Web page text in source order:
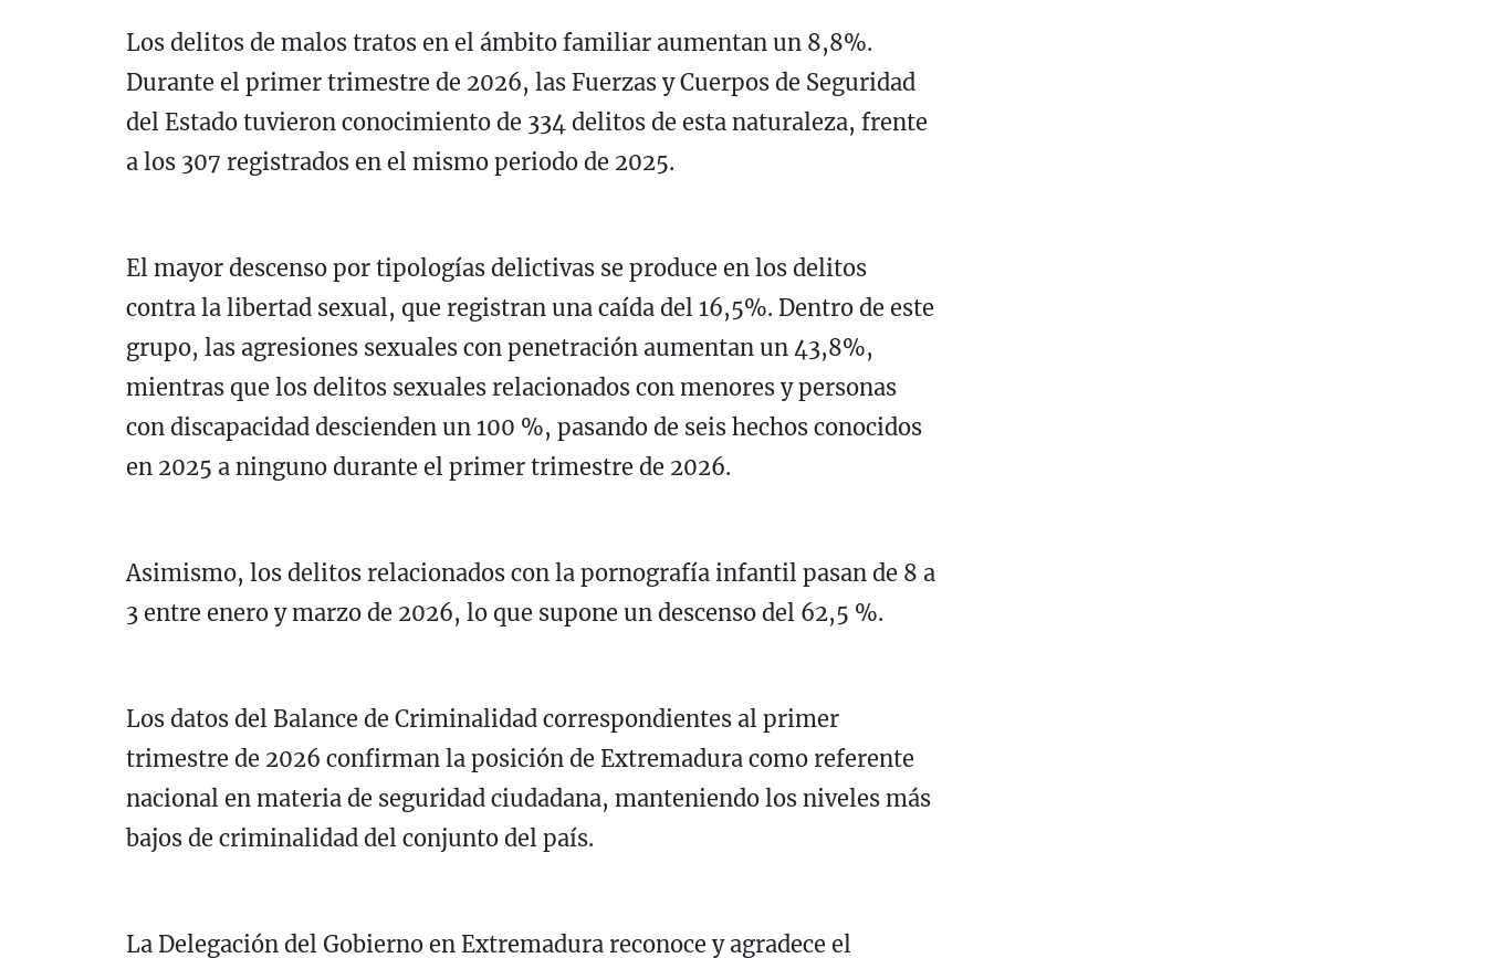
Los delitos de malos tratos en el ámbito familiar aumentan un 8,8%.
Durante el primer trimestre de 2026, las Fuerzas y Cuerpos de Seguridad
del Estado tuvieron conocimiento de 334 delitos de esta naturaleza, frente
a los 307 registrados en el mismo periodo de 2025.
El mayor descenso por tipologías delictivas se produce en los delitos
contra la libertad sexual, que registran una caída del 16,5%. Dentro de este
grupo, las agresiones sexuales con penetración aumentan un 43,8%,
mientras que los delitos sexuales relacionados con menores y personas
con discapacidad descienden un 100 %, pasando de seis hechos conocidos
en 2025 a ninguno durante el primer trimestre de 2026.
Asimismo, los delitos relacionados con la pornografía infantil pasan de 8 a
3 entre enero y marzo de 2026, lo que supone un descenso del 62,5 %.
Los datos del Balance de Criminalidad correspondientes al primer
trimestre de 2026 confirman la posición de Extremadura como referente
nacional en materia de seguridad ciudadana, manteniendo los niveles más
bajos de criminalidad del conjunto del país.
La Delegación del Gobierno en Extremadura reconoce y agradece el